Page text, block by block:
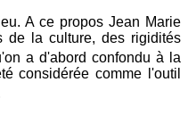
A ce propos Jean Marie
de la culture, des rigidités
a d'abord confondu à la
considérée comme l'outil